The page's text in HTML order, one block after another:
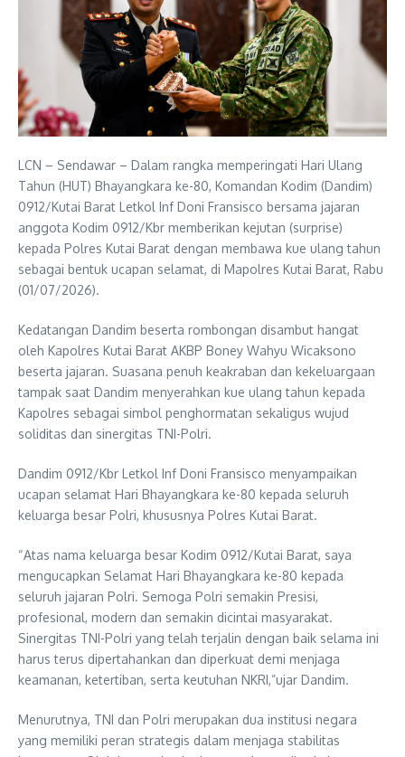
LCN – Sendawar – Dalam rangka memperingati Hari Ulang
Tahun (HUT) Bhayangkara ke-80, Komandan Kodim (Dandim)
0912/Kutai Barat Letkol Inf Doni Fransisco bersama jajaran
anggota Kodim 0912/Kbr memberikan kejutan (surprise)
kepada Polres Kutai Barat dengan membawa kue ulang tahun
sebagai bentuk ucapan selamat, di Mapolres Kutai Barat, Rabu
(01/07/2026).
Kedatangan Dandim beserta rombongan disambut hangat
oleh Kapolres Kutai Barat AKBP Boney Wahyu Wicaksono
beserta jajaran. Suasana penuh keakraban dan kekeluargaan
tampak saat Dandim menyerahkan kue ulang tahun kepada
Kapolres sebagai simbol penghormatan sekaligus wujud
soliditas dan sinergitas TNI-Polri.
Dandim 0912/Kbr Letkol Inf Doni Fransisco menyampaikan
ucapan selamat Hari Bhayangkara ke-80 kepada seluruh
keluarga besar Polri, khususnya Polres Kutai Barat.
“Atas nama keluarga besar Kodim 0912/Kutai Barat, saya
mengucapkan Selamat Hari Bhayangkara ke-80 kepada
seluruh jajaran Polri. Semoga Polri semakin Presisi,
profesional, modern dan semakin dicintai masyarakat.
Sinergitas TNI-Polri yang telah terjalin dengan baik selama ini
harus terus dipertahankan dan diperkuat demi menjaga
keamanan, ketertiban, serta keutuhan NKRI,”ujar Dandim.
Menurutnya, TNI dan Polri merupakan dua institusi negara
yang memiliki peran strategis dalam menjaga stabilitas